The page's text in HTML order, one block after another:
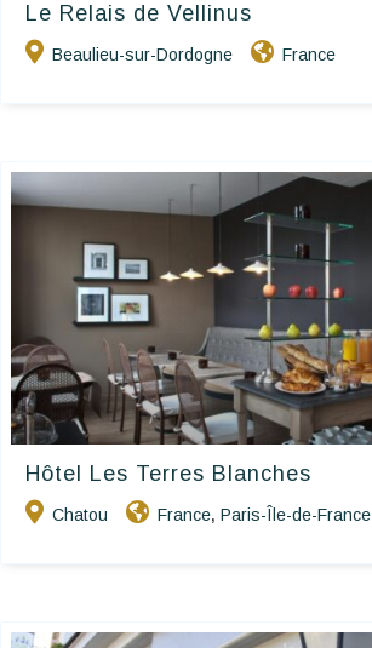
Le Relais de Vellinus
Beaulieu-sur-Dordogne France
Hôtel Les Terres Blanches
Chatou France, Paris-Île-de-France